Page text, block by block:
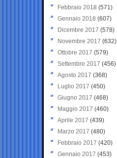
Febbraio 2018 (571)
Gennaio 2018 (607)
Dicembre 2017 (578)
Novembre 2017 (632)
Ottobre 2017 (579)
Settembre 2017 (456)
Agosto 2017 (368)
Luglio 2017 (450)
Giugno 2017 (468)
Maggio 2017 (460)
Aprile 2017 (439)
Marzo 2017 (480)
Febbraio 2017 (420)
Gennaio 2017 (453)